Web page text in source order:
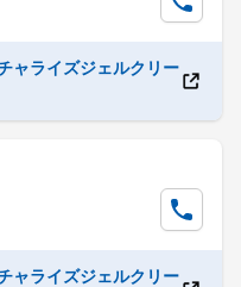
ャライズジェルクリー
ャライズジェルクリー